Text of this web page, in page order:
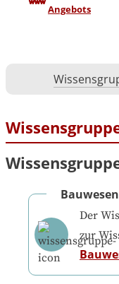
Angebots
Bauwesen
Der
zur